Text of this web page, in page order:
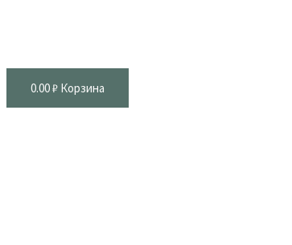
0.00₽ Корзина